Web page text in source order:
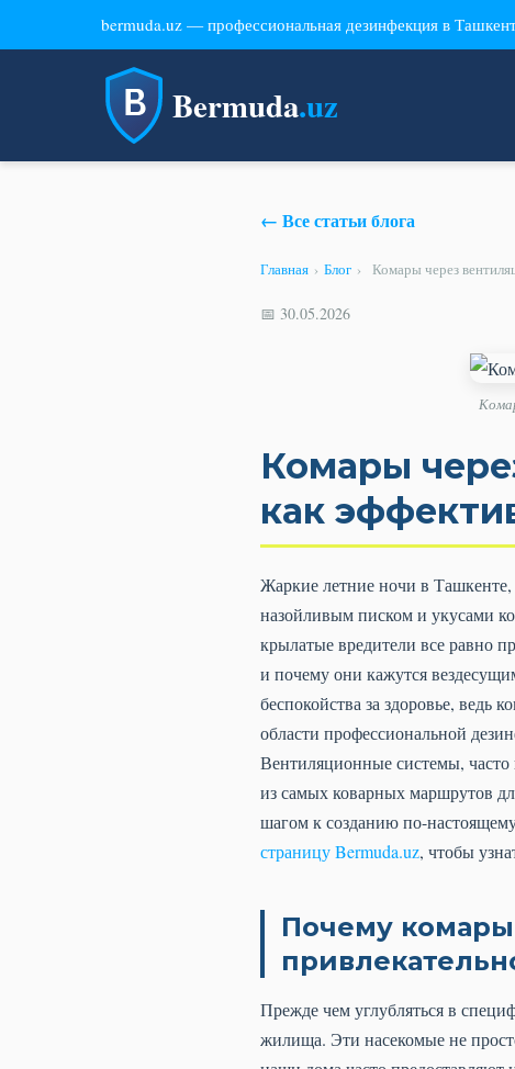
bermuda.uz — профессиональная дезинфекция в
Bermuda.uz
← Все статьи блога
Главная › Блог › Комары через
📅 30.05.2026
Комары
как
Жаркие летние ночи в Ташкенте,
назойливым писком и укусами
крылатые вредители все равно
и почему они кажутся
беспокойства за здоровье, ведь
области профессиональной
Вентиляционные системы,
из самых коварных маршрутов
шагом к созданию по-
страницу Bermuda.uz, чтобы
Почему
Прежде чем углубляться в
жилища. Эти насекомые не